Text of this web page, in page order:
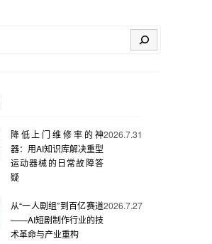
降低上门维修率的神
器：用AI知识库解决重型
运动器械的日常故障答
疑
2026.7.31
从“一人剧组”到百亿赛道
——AI短剧制作行业的技
术革命与产业重构
2026.7.27